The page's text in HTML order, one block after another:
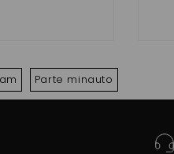
,TITANE XHEOS
Parte minauto